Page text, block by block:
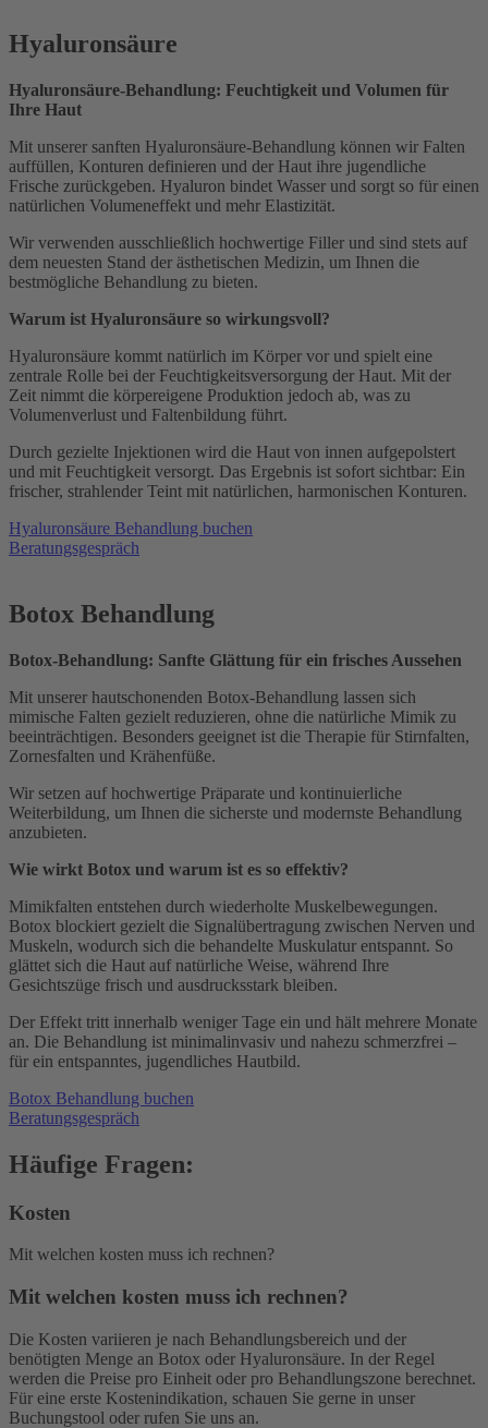
Hyaluronsäure
Hyaluronsäure-Behandlung: Feuchtigkeit und Volumen für
Ihre Haut
Mit unserer sanften Hyaluronsäure-Behandlung können wir Falten
auffüllen, Konturen definieren und der Haut ihre jugendliche
Frische zurückgeben. Hyaluron bindet Wasser und sorgt so für einen
natürlichen Volumeneffekt und mehr Elastizität.
Wir verwenden ausschließlich hochwertige Filler und sind stets auf
dem neuesten Stand der ästhetischen Medizin, um Ihnen die
bestmögliche Behandlung zu bieten.
Warum ist Hyaluronsäure so wirkungsvoll?
Hyaluronsäure kommt natürlich im Körper vor und spielt eine
zentrale Rolle bei der Feuchtigkeitsversorgung der Haut. Mit der
Zeit nimmt die körpereigene Produktion jedoch ab, was zu
Volumenverlust und Faltenbildung führt.
Durch gezielte Injektionen wird die Haut von innen aufgepolstert
und mit Feuchtigkeit versorgt. Das Ergebnis ist sofort sichtbar: Ein
frischer, strahlender Teint mit natürlichen, harmonischen Konturen.
Hyaluronsäure Behandlung buchen
Beratungsgespräch
Botox Behandlung
Botox-Behandlung: Sanfte Glättung für ein frisches Aussehen
Mit unserer hautschonenden Botox-Behandlung lassen sich
mimische Falten gezielt reduzieren, ohne die natürliche Mimik zu
beeinträchtigen. Besonders geeignet ist die Therapie für Stirnfalten,
Zornesfalten und Krähenfüße.
Wir setzen auf hochwertige Präparate und kontinuierliche
Weiterbildung, um Ihnen die sicherste und modernste Behandlung
anzubieten.
Wie wirkt Botox und warum ist es so effektiv?
Mimikfalten entstehen durch wiederholte Muskelbewegungen.
Botox blockiert gezielt die Signalübertragung zwischen Nerven und
Muskeln, wodurch sich die behandelte Muskulatur entspannt. So
glättet sich die Haut auf natürliche Weise, während Ihre
Gesichtszüge frisch und ausdrucksstark bleiben.
Der Effekt tritt innerhalb weniger Tage ein und hält mehrere Monate
an. Die Behandlung ist minimalinvasiv und nahezu schmerzfrei –
für ein entspanntes, jugendliches Hautbild.
Botox Behandlung buchen
Beratungsgespräch
Häufige Fragen:
Kosten
Mit welchen kosten muss ich rechnen?
Mit welchen kosten muss ich rechnen?
Die Kosten variieren je nach Behandlungsbereich und der
benötigten Menge an Botox oder Hyaluronsäure. In der Regel
werden die Preise pro Einheit oder pro Behandlungszone berechnet.
Für eine erste Kostenindikation, schauen Sie gerne in unser
Buchungstool oder rufen Sie uns an.